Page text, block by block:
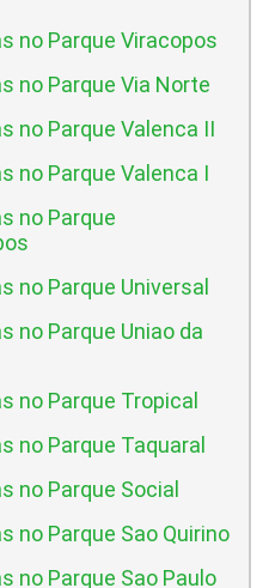
no Parque Viracopos
no Parque Via Norte
no Parque Valenca II
no Parque Valenca I
no Parque
no Parque Universal
no Parque Uniao da
no Parque Tropical
no Parque Taquaral
no Parque Social
no Parque Sao Quirino
no Parque Sao Paulo